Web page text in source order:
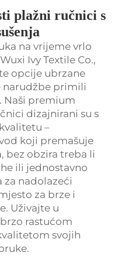
plažni ručnici s
na vrijeme vrlo
Ivy Textile Co.,
opcije ubrzane
narudžbe primili
Naši premium
dizajnirani su s
–
koji premašuje
bez obzira treba li
ili jednostavno
nadolazeći
za brze i
Uživajte u
rastućom
svojih